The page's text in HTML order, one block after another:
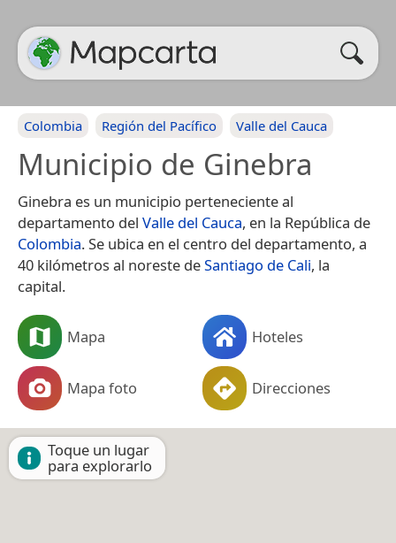
Colombia Región del Pacífico Valle del Cauca
Municipio de Ginebra
Ginebra es un municipio perteneciente al
departamento del Valle del Cauca, en la República de
Colombia. Se ubica en el centro del departamento, a
40 kilómetros al noreste deSantiago de Cali, la
capital.
Mapa Hoteles
Mapa foto Direcciones
Toque un lugar
para explorarlo